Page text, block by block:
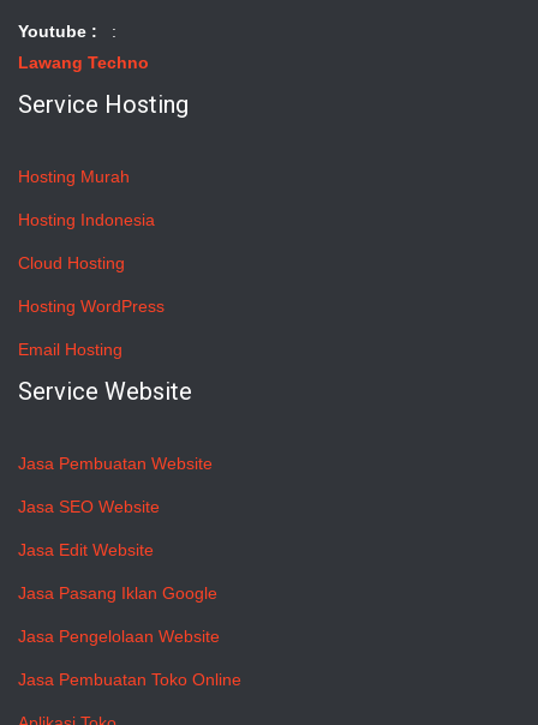
Youtube :
:
Lawang Techno
Service Hosting
Hosting Murah
Hosting Indonesia
Cloud Hosting
Hosting WordPress
Email Hosting
Service Website
Jasa Pembuatan Website
Jasa SEO Website
Jasa Edit Website
Jasa Pasang Iklan Google
Jasa Pengelolaan Website
Jasa Pembuatan Toko Online